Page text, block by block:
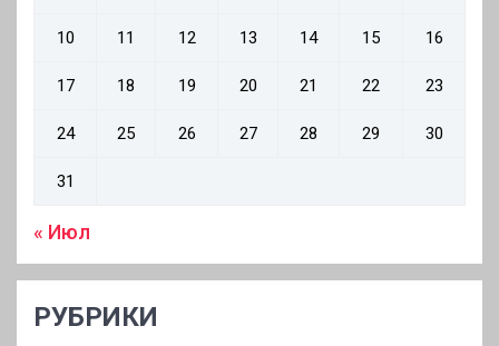
10 11 12 13 14 15 16
17 18 19 20 21 22 23
24 25 26 27 28 29 30
31
« Июл
РУБРИКИ